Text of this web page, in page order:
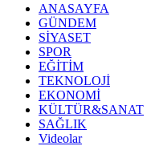
ANASAYFA
GÜNDEM
SİYASET
SPOR
EĞİTİM
TEKNOLOJİ
EKONOMİ
KÜLTÜR&SANAT
SAĞLIK
Videolar